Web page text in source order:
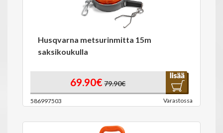
Husqvarna metsurinmitta 15m
saksikoukulla
69.90€ 79.90€
586997503 Varastossa